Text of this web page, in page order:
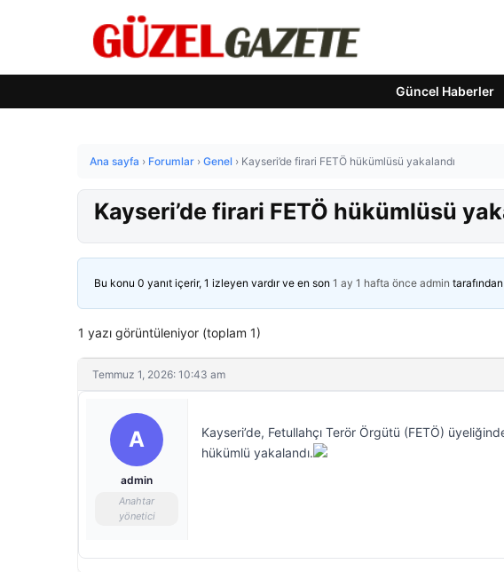
Güncel Haberler
Ana sayfa › Forumlar › Genel › Kayseri’de firari FETÖ hükümlüsü yakalandı
Kayseri’de firari FETÖ hükümlüsü
Bu konu 0 yanıt içerir, 1 izleyen vardır ve en son 1 ay 1 hafta önce admin
1 yazı görüntüleniyor (toplam 1)
Temmuz 1, 2026: 10:43 am
A
admin
Anahtar
yönetici
Kayseri’de, Fetullahçı Terör Örgütü (FETÖ)
hükümlü yakalandı.